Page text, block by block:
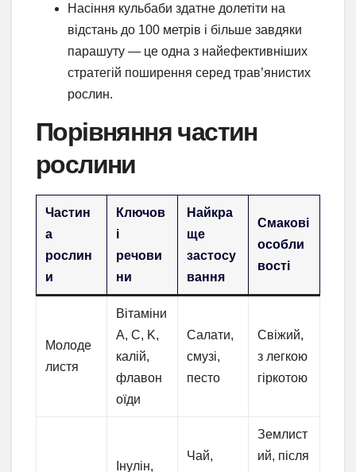
Насіння кульбаби здатне долетіти на
відстань до 100 метрів і більше завдяки
парашуту — це одна з найефективніших
стратегій поширення серед трав’янистих
рослин.
Порівняння частин
рослини
Частин
а
рослин
и
Ключов
і
речови
ни
Найкра
ще
застосу
вання
Смакові
особли
вості
Молоде
листя
Вітаміни
A, C, K,
калій,
флавон
оїди
Салати,
смузі,
песто
Свіжий,
з легкою
гіркотою
Інулін,
Чай,
Землист
ий, після